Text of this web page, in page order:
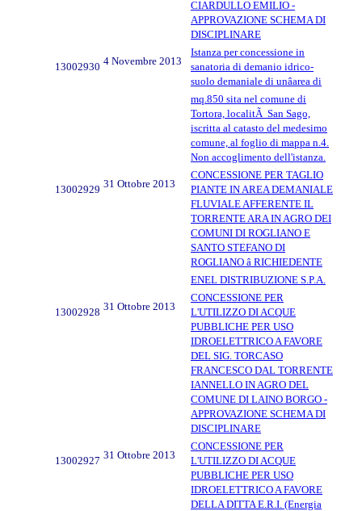
CIARDULLO EMILIO -
APPROVAZIONE SCHEMA DI
DISCIPLINARE
13002930 4 Novembre 2013
Istanza per concessione in
sanatoria di demanio idrico-
suolo demaniale di unâarea di
mq.850 sita nel comune di
Tortora, localitÃ San Sago,
iscritta al catasto del medesimo
comune, al foglio di mappa n.4.
Non accoglimento dell'istanza.
13002929 31 Ottobre 2013
CONCESSIONE PER TAGLIO
PIANTE IN AREA DEMANIALE
FLUVIALE AFFERENTE IL
TORRENTE ARA IN AGRO DEI
COMUNI DI ROGLIANO E
SANTO STEFANO DI
ROGLIANO â RICHIEDENTE
ENEL DISTRIBUZIONE S.P.A.
13002928 31 Ottobre 2013
CONCESSIONE PER
L'UTILIZZO DI ACQUE
PUBBLICHE PER USO
IDROELETTRICO A FAVORE
DEL SIG. TORCASO
FRANCESCO DAL TORRENTE
IANNELLO IN AGRO DEL
COMUNE DI LAINO BORGO -
APPROVAZIONE SCHEMA DI
DISCIPLINARE
13002927 31 Ottobre 2013
CONCESSIONE PER
L'UTILIZZO DI ACQUE
PUBBLICHE PER USO
IDROELETTRICO A FAVORE
DELLA DITTA E.R.I. (Energia